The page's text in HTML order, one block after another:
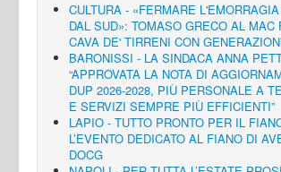
CULTURA - «FERMARE
DAL SUD»: TOMASO GRECO AL MAC
CAVA DE' TIRRENI CON
BARONISSI - LA SINDACA ANNA
“APPROVATA LA NOTA DI
DUP 2026-2028, PIÙ PERSONALE A
E SERVIZI SEMPRE PIÙ EFFICIENTI”
LAPIO - TUTTO PRONTO PER IL
L’EVENTO DEDICATO AL FIANO DI
DOCG